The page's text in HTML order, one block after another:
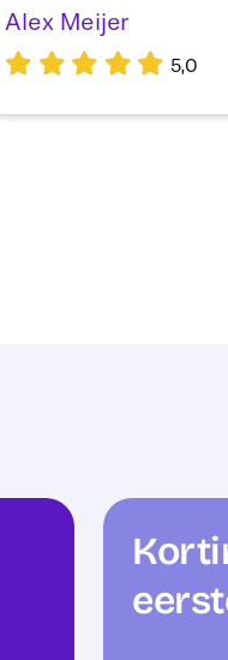
Alex Meijer
5,0